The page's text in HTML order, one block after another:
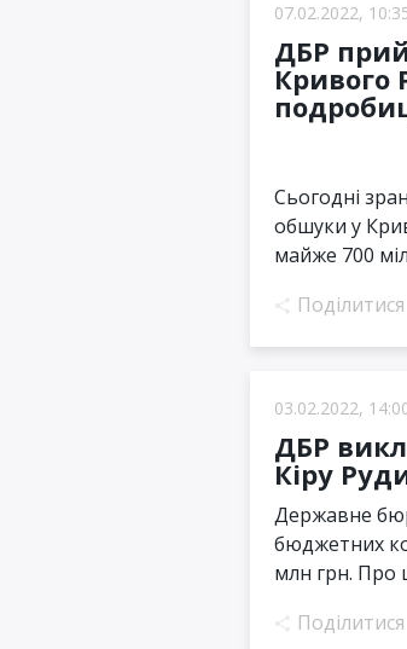
07.02.2022,
ДБР
Кривого
Сьогодні
обшуки у
майже 700
Поділитися
03.02.2022,
ДБР
Кіру
Державне
бюджетних
млн грн. Про
Поділитися